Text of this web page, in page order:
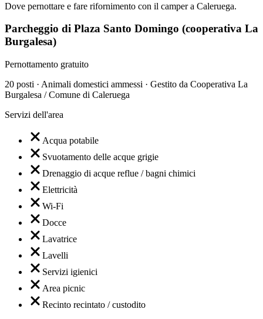
Dove pernottare e fare rifornimento con il camper a Caleruega.
Parcheggio di Plaza Santo Domingo (cooperativa La
Burgalesa)
Pernottamento gratuito
20 posti · Animali domestici ammessi · Gestito da Cooperativa La
Burgalesa / Comune di Caleruega
Servizi dell'area
Acqua potabile
Svuotamento delle acque grigie
Drenaggio di acque reflue / bagni chimici
Elettricità
Wi-Fi
Docce
Lavatrice
Lavelli
Servizi igienici
Area picnic
Recinto recintato / custodito